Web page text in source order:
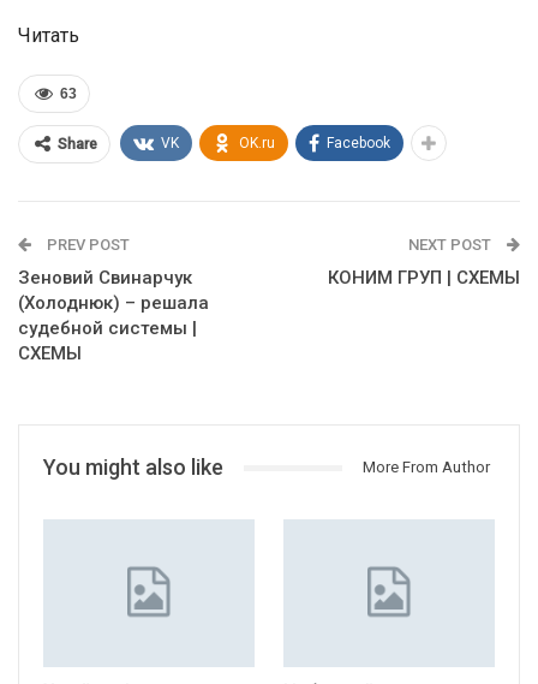
Читать
63
Share VK OK.ru Facebook
PREV POST
Зеновий Свинарчук
(Холоднюк) – решала
судебной системы |
СХЕМЫ
NEXT POST
КОНИМ ГРУП | СХЕМЫ
You might also like More From Author